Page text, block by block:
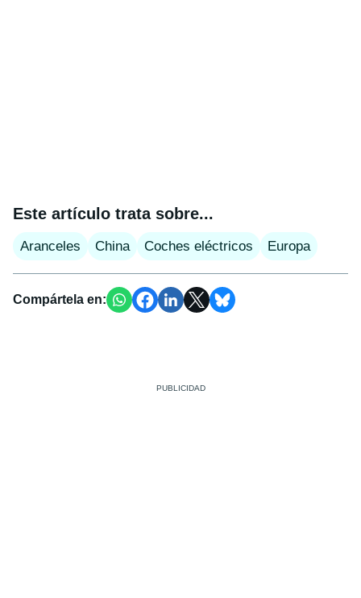
Este artículo trata sobre...
Aranceles China Coches eléctricos Europa
Compártela en: